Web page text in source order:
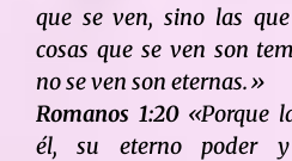
que se ven, sino las
cosas que se ven son
no se ven son eternas.»
Romanos 1:20«Porque
él, su eterno poder